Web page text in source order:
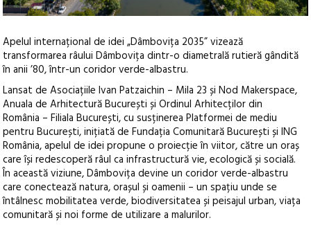
Apelul internațional de idei „Dâmbovița 2035” vizează
transformarea râului Dâmbovița dintr-o diametrală rutieră gândită
în anii ’80, într-un coridor verde-albastru.
Lansat de Asociațiile Ivan Patzaichin – Mila 23 și Nod Makerspace,
Anuala de Arhitectură București și Ordinul Arhitecților din
România – Filiala București, cu susținerea Platformei de mediu
pentru București, inițiată de Fundația Comunitară București și ING
România, apelul de idei propune o proiecție în viitor, către un oraș
care își redescoperă râul ca infrastructură vie, ecologică și socială.
În această viziune, Dâmbovița devine un coridor verde-albastru
care conectează natura, orașul și oamenii – un spațiu unde se
întâlnesc mobilitatea verde, biodiversitatea și peisajul urban, viața
comunitară și noi forme de utilizare a malurilor.